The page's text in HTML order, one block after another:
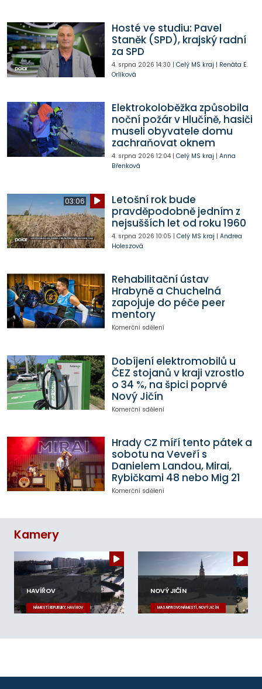
Hosté ve studiu: Pavel
Staněk (SPD), krajský radní
za SPD
4. srpna 2026 14:30 | Celý MS kraj | Renáta E.
Orlíková
Elektrokoloběžka způsobila
noční požár v Hlučíně, hasiči
museli obyvatele domu
zachraňovat oknem
4. srpna 2026 12:04| Celý MS kraj | Anna
Břenková
03:06
Letošní rok bude
pravděpodobně jedním z
nejsušších let od roku 1960
4. srpna 2026 10:05 | Celý MS kraj | Andrea
Holeszová
Rehabilitační ústav
Hrabyně a Chuchelná
zapojuje do péče peer
mentory
Komerční sdělení
Dobíjení elektromobilů u
ČEZ stojanů v kraji vzrostlo
o 34 %, na špici poprvé
Nový Jičín
Komerční sdělení
Hrady CZ míří tento pátek a
sobotu na Veveří s
Danielem Landou, Mirai,
Rybičkami 48 nebo Mig 21
Komerční sdělení
Kamery
HAVÍŘOV
NÁMĚSTÍ REPUBLIKY, HAVÍŘOV
NOVÝ JIČÍN
MASARYKOVO NÁMĚSTÍ, NOVÝ JIČÍN